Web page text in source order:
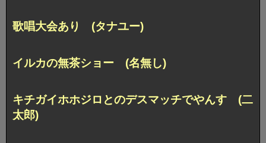
歌唱大会あり (タナユー)
イルカの無茶ショー (名無し)
キチガイホホジロとのデスマッチでやんす (二
太郎)